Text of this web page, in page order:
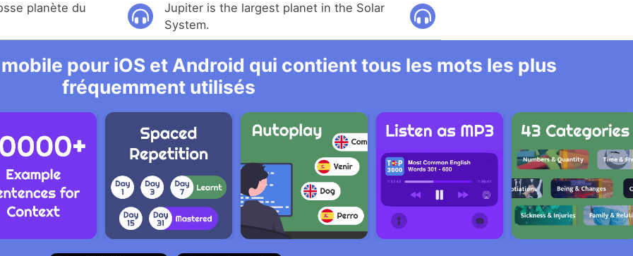
planète du
Jupiter is the largest planet in the Solar
System.
pour iOS et Android qui contient tous les mots les plus
fréquemment utilisés